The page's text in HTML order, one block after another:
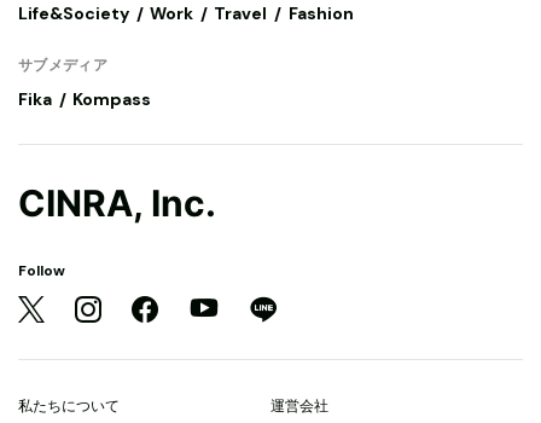
Life&Society
Work Travel Fashion
サブメディア
Fika Kompass
CINRA, Inc.
Follow
私たちについて 運営会社